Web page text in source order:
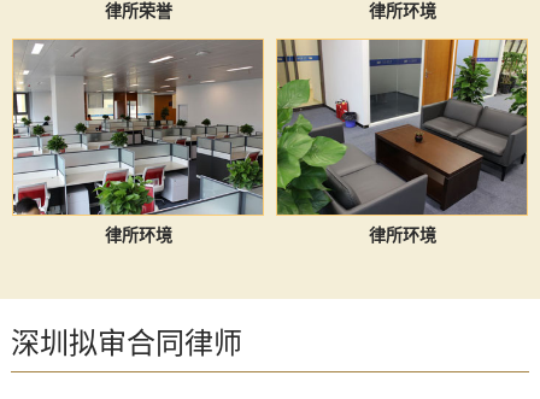
律所荣誉 律所环境
律所环境 律所环境
深圳拟审合同律师